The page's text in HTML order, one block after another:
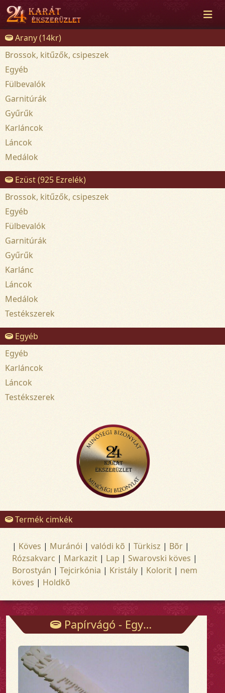
Arany (14kr)
Brossok, kitűzők, csipeszek
Egyéb
Fülbevalók
Garnitúrák
Gyűrűk
Karláncok
Láncok
Medálok
Ezüst (925 Ezrelék)
Brossok, kitűzők, csipeszek
Egyéb
Fülbevalók
Garnitúrák
Gyűrűk
Karlánc
Láncok
Medálok
Testékszerek
Egyéb
Egyéb
Karláncok
Láncok
Testékszerek
Termék cimkék
| Köves | Muránói | valódi kõ | Türkisz | Bõr |
Rózsakvarc | Markazit | Lap | Swarovski köves |
Borostyán | Tejcirkónia | Kristály | Kolorit | nem
köves | Holdkõ
Papírvágó - Egyéb - Arany és ezüst ékszerek